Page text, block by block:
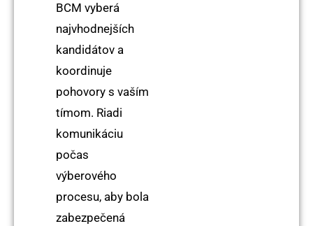
BCM vyberá
najvhodnejších
kandidátov a
koordinuje
pohovory s vaším
tímom. Riadi
komunikáciu
počas
výberového
procesu, aby bola
zabezpečená